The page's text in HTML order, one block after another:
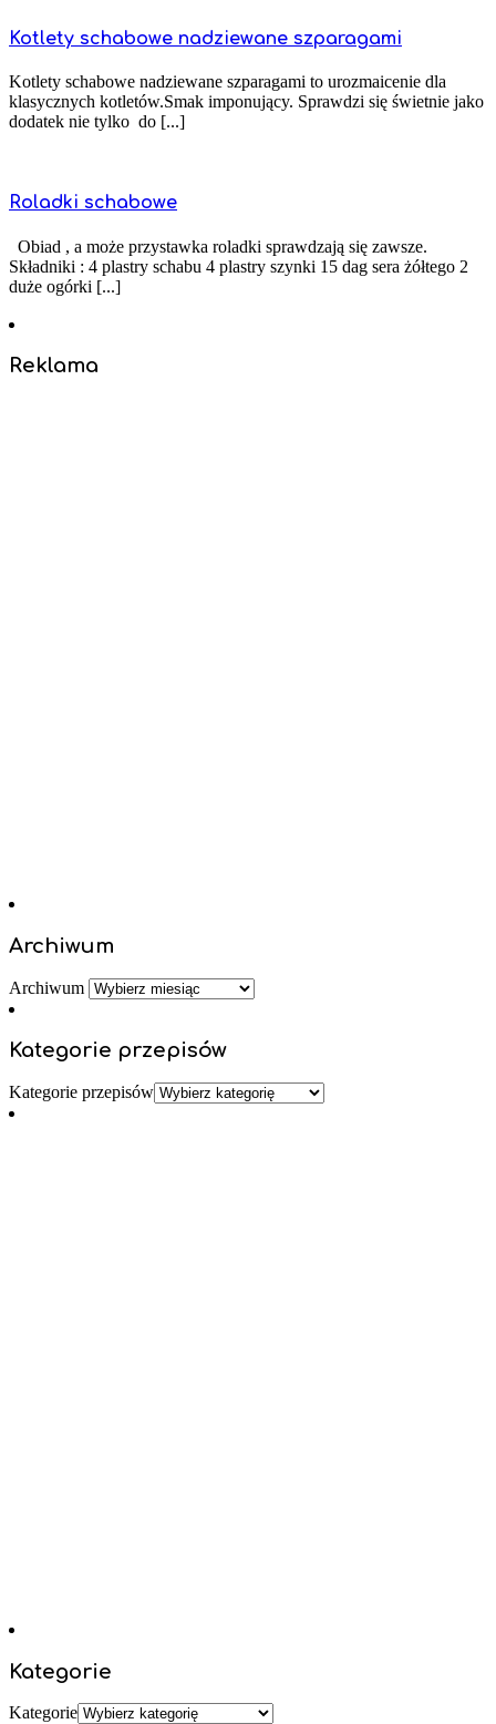
Kotlety schabowe nadziewane szparagami
Kotlety schabowe nadziewane szparagami to urozmaicenie dla
klasycznych kotletów.Smak imponujący. Sprawdzi się świetnie jako
dodatek nie tylko do [...]
Roladki schabowe
Obiad , a może przystawka roladki sprawdzają się zawsze.
Składniki : 4 plastry schabu 4 plastry szynki 15 dag sera żółtego 2
duże ogórki [...]
Reklama
Archiwum
Archiwum
Kategorie przepisów
Kategorie przepisów
Kategorie
Kategorie